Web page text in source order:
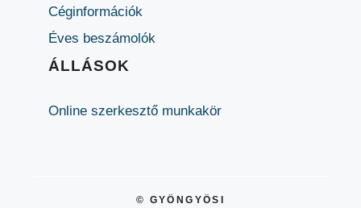
Céginformációk
Éves beszámolók
ÁLLÁSOK
Online szerkesztő munkakör
© GYÖNGYÖSI